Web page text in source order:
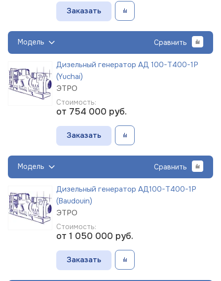
Заказать
Модель Сравнить
Дизельный генератор АД 100-Т400-1Р
(Yuchai)
ЭТРО
Стоимость:
от 754 000 руб.
Заказать
Модель Сравнить
Дизельный генератор АД100-Т400-1Р
(Baudouin)
ЭТРО
Стоимость:
от 1 050 000 руб.
Заказать